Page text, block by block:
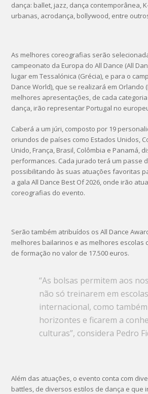
dança: ballet, jazz, dança contemporânea,
urbanas, acrodança, bollywood, entre
As melhores coreografias serão
campeonato da Europa do All Dance (All
lugar em Tessalónica (Grécia), e para o
Dance World), que se realizará em Orlando
melhores apresentações, de cada
dança, irão representar Portugal no
Caberá a um júri, composto por 19
oriundos de países como Estados Unidos,
Unido, França, Brasil, Colômbia e Panamá,
performances. Cada jurado terá um passe
possibilitando às suas atuações favoritas
a gala All Dance Best Of 2026, onde irão
coreografias do evento.
Serão também atribuídos os All Dance
melhores bailarinos e as melhores escolas
de formação no valor de 17.500 euros.
“As bolsas permitem aos
não só treinarem em
internacional, como
horizontes e ficarem a
culturas”, considera Pedro
Além das atuações, o evento conta com
battles, de diversos estilos de dança e que